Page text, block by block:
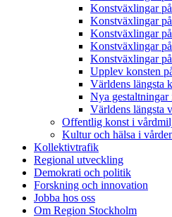
Konstväxlingar
Konstväxlingar
Konstväxlingar
Konstväxlingar
Konstväxlingar
Upplev konsten
Världens längsta
Nya gestaltningar
Världens längsta
Offentlig konst i
Kultur och hälsa i
Kollektivtrafik
Regional utveckling
Demokrati och politik
Forskning och innovation
Jobba hos oss
Om Region Stockholm